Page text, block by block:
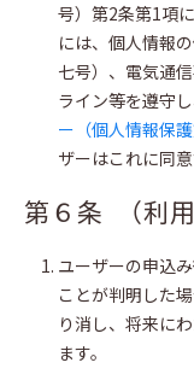
号）第2条第1項
には、個人情報
七号）、電気通
ライン等を遵守
ー（個人情報保護
ザーはこれに同
第６条 （利
ユーザーの申込
ことが判明した
り消し、将来に
ます。